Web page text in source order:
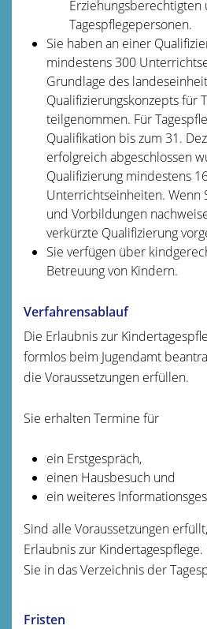
Erziehungsberechtigten
Tagespflegepersonen.
Sie haben an einer
mindestens 300
Grundlage des
Qualifizierungskonzepts für
teilgenommen. Für
Qualifikation bis zum 31.
erfolgreich abgeschlossen
Qualifizierung mindestens
Unterrichtseinheiten. Wenn
und Vorbildungen
verkürzte Qualifizierung
Sie verfügen über
Betreuung von Kindern.
Verfahrensablauf
Die Erlaubnis zur
formlos beim Jugendamt
die Voraussetzungen erfüllen.
Sie erhalten Termine für
ein Erstgespräch,
einen Hausbesuch und
ein weiteres
Sind alle Voraussetzungen
Erlaubnis zur
Sie in das Verzeichnis der
Fristen